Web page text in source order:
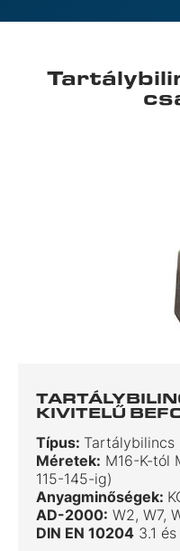
KIVITELŰ
Típus: Tartálybilincs
Méretek: M16-K-tól
115-145-ig)
Anyagminőségek:
AD-2000: W2, W7,
DIN EN 10204 3.1